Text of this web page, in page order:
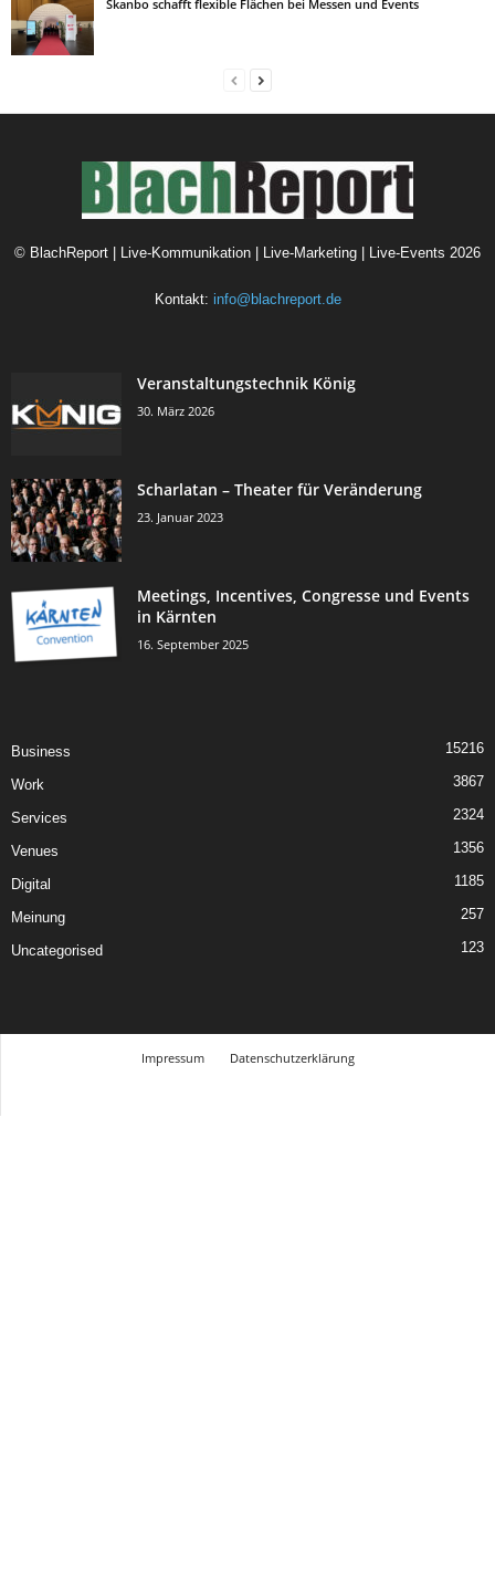
Skanbo schafft flexible Flächen bei Messen und Events
© BlachReport | Live-Kommunikation | Live-Marketing | Live-Events 2026
Kontakt: info@blachreport.de
Veranstaltungstechnik König
30. März 2026
Scharlatan – Theater für Veränderung
23. Januar 2023
Meetings, Incentives, Congresse und Events
in Kärnten
16. September 2025
Business 15216
Work 3867
Services 2324
Venues 1356
Digital 1185
Meinung 257
Uncategorised 123
Impressum
Datenschutzerklärung